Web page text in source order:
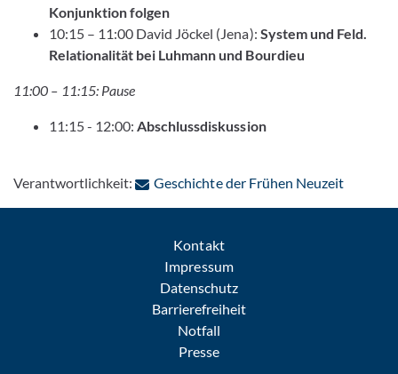
Konjunktion folgen
10:15 – 11:00 David Jöckel (Jena): System und Feld.
Relationalität bei Luhmann und Bourdieu
11:00 – 11:15: Pause
11:15 - 12:00:Abschlussdiskussion
Verantwortlichkeit: Geschichte der Frühen Neuzeit: Per E-
Kontakt
Impressum
Datenschutz
Barrierefreiheit
Notfall
Presse